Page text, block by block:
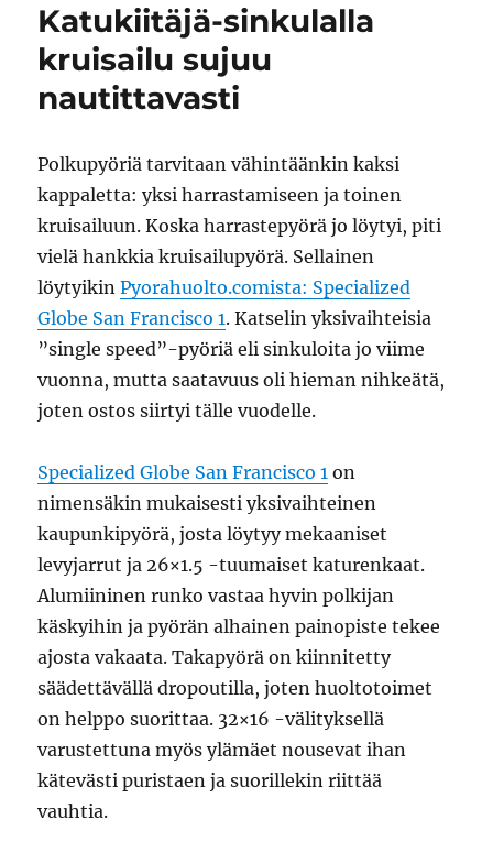
Katukiitäjä-sinkulalla
kruisailu sujuu
nautittavasti
Polkupyöriä tarvitaan vähintäänkin kaksi
kappaletta: yksi harrastamiseen ja toinen
kruisailuun. Koska harrastepyörä jo löytyi, piti
vielä hankkia kruisailupyörä. Sellainen
löytyikinPyorahuolto.comista: Specialized
Globe San Francisco 1. Katselin yksivaihteisia
”single speed”-pyöriä eli sinkuloita jo viime
vuonna, mutta saatavuus oli hieman nihkeätä,
joten ostos siirtyi tälle vuodelle.
Specialized Globe San Francisco 1 on
nimensäkin mukaisesti yksivaihteinen
kaupunkipyörä, josta löytyy mekaaniset
levyjarrut ja 26×1.5 -tuumaiset katurenkaat.
Alumiininen runko vastaa hyvin polkijan
käskyihin ja pyörän alhainen painopiste tekee
ajosta vakaata. Takapyörä on kiinnitetty
säädettävällä dropoutilla, joten huoltotoimet
on helppo suorittaa. 32×16 -välityksellä
varustettuna myös ylämäet nousevat ihan
kätevästi puristaen ja suorillekin riittää
vauhtia.